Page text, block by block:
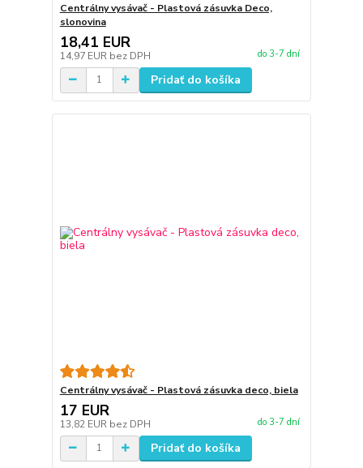
Centrálny vysávač - Plastová zásuvka Deco,
slonovina
18,41 EUR
14,97 EUR bez DPH do 3-7 dní
Pridať do košíka
Centrálny vysávač - Plastová zásuvka deco, biela
17 EUR
13,82 EUR bez DPH do 3-7 dní
Pridať do košíka